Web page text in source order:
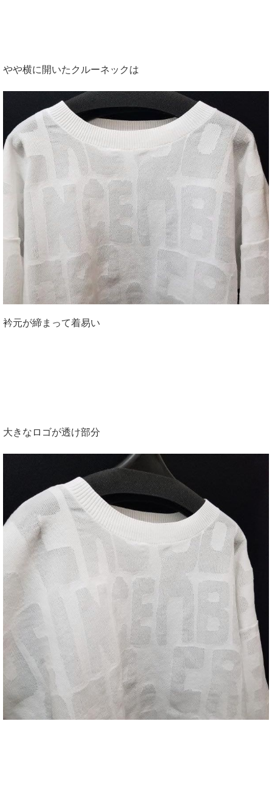
やや横に開いたクルーネックは
衿元が締まって着易い
大きなロゴが透け部分